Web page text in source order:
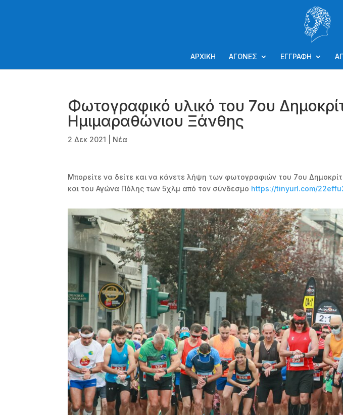
ΑΡΧΙΚΗ ΑΓΩΝΕΣ ΕΓΓΡΑΦΗ
Φωτογραφικό υλικό του 7ου
Ημιμαραθώνιου Ξάνθης
2 Δεκ 2021 Νέα
Μπορείτε να δείτε και να κάνετε λήψη των φωτογραφιών του 7ου
και του Αγώνα Πόλης των 5χλμ από τον σύνδεσμο https://tinyurl.com/